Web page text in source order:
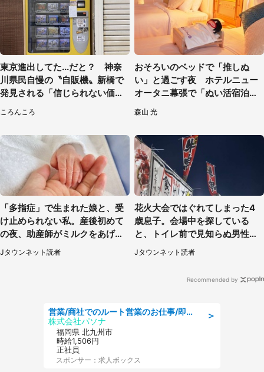
東京進出してた...だと？ 神奈
川県民自慢の〝自販機〟新橋で
発見される「信じられない価格
ころんころ
おそろいのベッドで「推しぬ
い」と過ごす夜 ホテルニュー
オータニ幕張で「ぬい活宿泊プ
ラン」開始【8／8～3／31】
森山 光
「多指症」で生まれた娘と、受
け止められない私。産後初めて
の夜、助産師がミルクをあげて
るのを見て...（静岡県・20代女
性）
Jタウンネット読者
花火大会ではぐれてしまった4
歳息子。会場中を探している
と、トイレ前で見知らぬ男性に
（東京都・女性）
Jタウンネット読者
Recommended by
＞
営業/商社でのルート営業のお仕事/即日勤務可/車通勤可/営業
株式会社パソナ
福岡県 北九州市
時給1,506円
正社員
スポンサー：求人ボックス